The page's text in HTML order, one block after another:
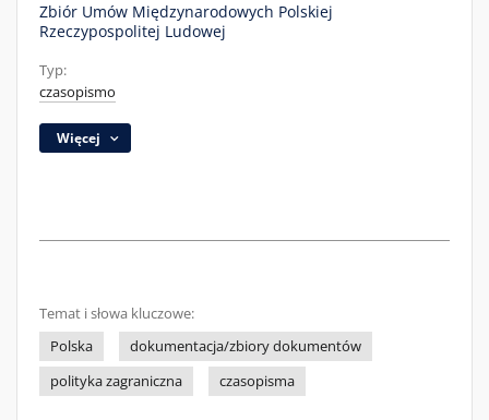
Zbiór Umów Międzynarodowych Polskiej
Rzeczypospolitej Ludowej
Typ:
czasopismo
Więcej
Temat i słowa kluczowe:
Polska
dokumentacja/zbiory dokumentów
polityka zagraniczna
czasopisma